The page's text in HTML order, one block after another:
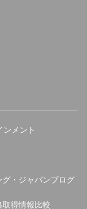
ンメント
・ジャパンブログ
得情報比較